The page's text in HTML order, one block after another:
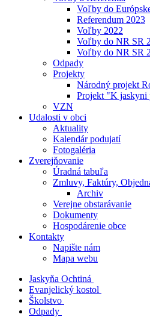
Voľby do
Referendum 2023
Voľby 2022
Voľby do NR SR
Voľby do NR SR
Odpady
Projekty
Národný projekt
Projekt "K jaskyni
VZN
Udalosti v obci
Aktuality
Kalendár podujatí
Fotogaléria
Zverejňovanie
Úradná tabuľa
Zmluvy, Faktúry,
Archiv
Verejne obstarávanie
Dokumenty
Hospodárenie obce
Kontakty
Napište nám
Mapa webu
Jaskyňa Ochtiná
Evanjelický kostol
Školstvo
Odpady